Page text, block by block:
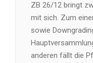
ZB 26/12 bringt
mit sich. Zum
sowie
anderen fällt die